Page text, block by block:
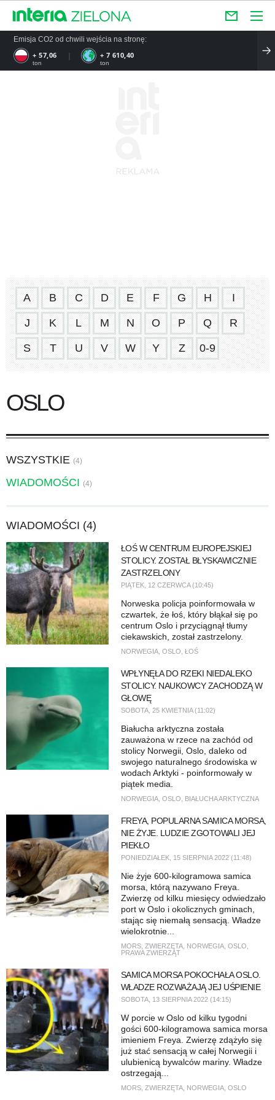
Emisja CO2 od chwili wejścia na stronę:
+ 57,06
ton
+ 7 610,40
ton
A B C D E F G H I
J K L M N O P Q R
S T U V W Y Z 0-9
OSLO
WSZYSTKIE (4)
WIADOMOŚCI (4)
WIADOMOŚCI (4)
ŁOŚ W CENTRUM EUROPEJSKIEJ
STOLICY. ZOSTAŁ BŁYSKAWICZNIE
ZASTRZELONY
PIĄTEK, 12 CZERWCA (10:45)
Norweska policja poinformowała w
czwartek, że łoś, który błąkał się po
centrum Oslo i przyciągnął tłumy
ciekawskich, został zastrzelony.
NORWEGIA, OSLO ŁOŚ
WPŁYNĘŁA DO RZEKI NIEDALEKO
STOLICY. NAUKOWCY ZACHODZĄ W
GŁOWĘ
SOBOTA, 25 KWIETNIA (11:02)
Białucha arktyczna została
zauważona w rzece na zachód od
stolicy Norwegii, Oslo, daleko od
swojego naturalnego środowiska w
wodach Arktyki - poinformowały w
piątek media.
NORWEGIA, OSLO BIAŁUCHA ARKTYCZNA
FREYA, POPULARNA SAMICA MORSA,
NIE ŻYJE. LUDZIE ZGOTOWALI JEJ
PIEKŁO
PONIEDZIAŁEK, 15 SIERPNIA 2022 (11:48)
Nie żyje 600-kilogramowa samica
morsa, którą nazywano Freya.
Zwierzę od kilku miesięcy odwiedzało
port w Oslo i okolicznych gminach,
stając się niemałą sensacją. Władze
wielokrotnie...
MORS, ZWIERZĘTA, NORWEGIA, OSLO
PRAWA ZWIERZĄT
SAMICA MORSA POKOCHAŁA OSLO.
WŁADZE ROZWAŻAJĄ JEJ UŚPIENIE
SOBOTA, 13 SIERPNIA 2022 (14:15)
W porcie w Oslo od kilku tygodni
gości 600-kilogramowa samica morsa
imieniem Freya. Zwierzę zdążyło się
już stać sensacją w całej Norwegii i
ulubienicą bywalców mariny. Władze
ostrzegają...
MORS, ZWIERZĘTA, NORWEGIA, OSLO